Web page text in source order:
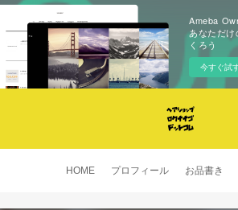
Ameba
あなただ
くろう
今すぐ試
HOME プロフィール お品書き